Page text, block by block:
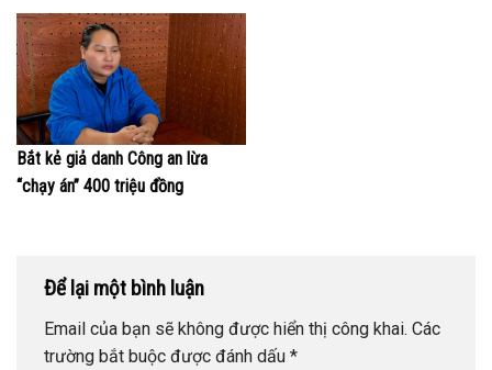
Bắt kẻ giả danh Công an lừa
“chạy án” 400 triệu đồng
Để lại một bình luận
Email của bạn sẽ không được hiển thị công khai. Các
trường bắt buộc được đánh dấu *